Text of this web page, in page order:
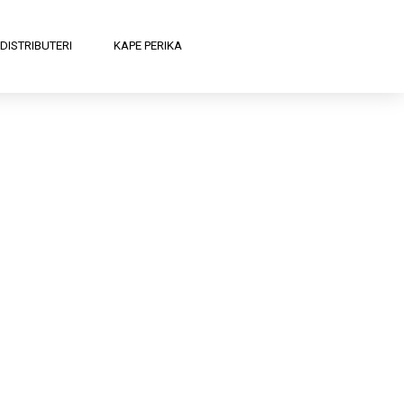
DISTRIBUTERI KAPE PERIKA